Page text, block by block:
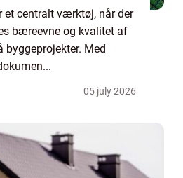
et centralt værktøj, når der
bæreevne og kvalitet af
Med
05 july 2026